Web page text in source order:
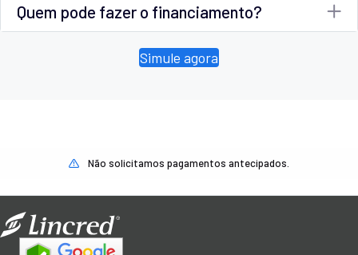
Quem pode fazer o financiamento?
Simule agora
Não solicitamos pagamentos antecipados.